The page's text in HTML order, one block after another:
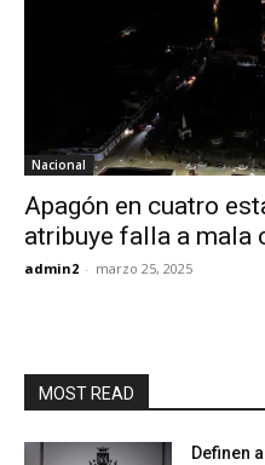
Nacional
Apagón en cuatro
atribuye falla a mala
admin2 - marzo 25, 2025
MOST READ
Definen